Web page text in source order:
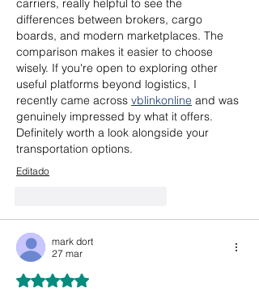
carriers, really helpful to see the
differences between brokers, cargo
boards, and modern marketplaces. The
comparison makes it easier to choose
wisely. If you're open to exploring other
useful platforms beyond logistics, I
recently came across vblinkonline and was
genuinely impressed by what it offers.
Definitely worth a look alongside your
transportation options.
Editado
mark dort
27 mar
Obtuvo 5 de 5 estrellas.